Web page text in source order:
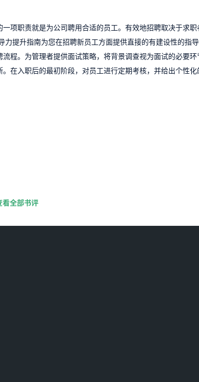
项职责就是为公司聘用合适的员工。有效地招聘取决于求职
提升指南为您在招聘新员工方面提供直接的有建设性的指
程。为管理者提供面试策略，将背景调查视为面试的必要环
在入职后的最初阶段，对员工进行定期考核，并给出个性化
看全部书评